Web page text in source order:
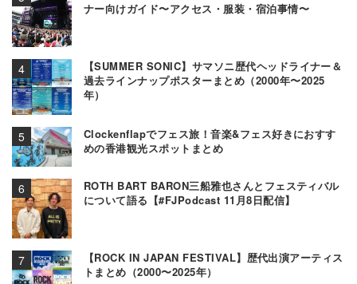
ナー向けガイド〜アクセス・服装・宿泊事情〜
【SUMMER SONIC】サマソニ歴代ヘッドライナー＆
過去ラインナップポスターまとめ（2000年〜2025
年）
Clockenflapでフェス旅！音楽&フェス好きにおすす
めの香港観光スポットまとめ
ROTH BART BARON三船雅也さんとフェスティバル
について語る【#FJPodcast 11月8日配信】
【ROCK IN JAPAN FESTIVAL】歴代出演アーティス
トまとめ（2000〜2025年）